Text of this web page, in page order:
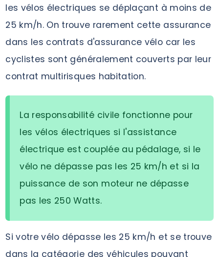
les vélos électriques se déplaçant à moins de
25 km/h. On trouve rarement cette assurance
dans les contrats d'assurance vélo car les
cyclistes sont généralement couverts par leur
contrat multirisques habitation.
La responsabilité civile fonctionne pour
les vélos électriques si l'assistance
électrique est couplée au pédalage, si le
vélo ne dépasse pas les 25 km/h et si la
puissance de son moteur ne dépasse
pas les 250 Watts.
Si votre vélo dépasse les 25 km/h et se trouve
dans la catégorie des véhicules pouvant